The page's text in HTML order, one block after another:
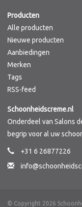
Producten
Alle producten
Nieuwe producten
Aanbiedingen
Merken
Tags
RSS-feed
Schoonheidscreme.nl
Onderdeel van Salons
begrip voor al uw
+31 6 26877226
© Copyright 2026